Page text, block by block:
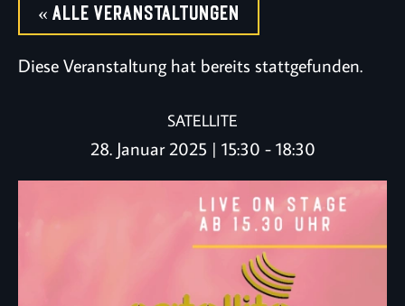
« Alle Veranstaltungen
Diese Veranstaltung hat bereits stattgefunden.
SATELLITE
28. Januar 2025 | 15:30 -18:30